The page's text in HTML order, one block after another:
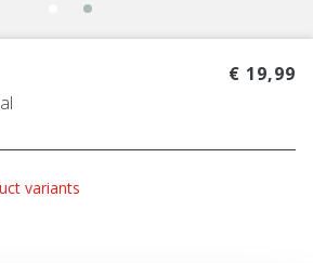
€ 19,99
variants